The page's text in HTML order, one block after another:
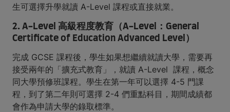
生可選擇升學就讀 A-Level 課程或直接就業。
2. A-Level 高級程度教育（A-Level：General
Certificate of Education Advanced Level）
完成 GCSE 課程後，學生如果想繼續就讀大學，需要再
接受兩年的「擴充式教育」，就讀 A-Level 課程，概念
同大學預修班課程。學生在第一年可以選擇 4-5 門課
程，到了第二年則可選擇 2-4 們重點科目，期間成績都
會作為申請大學的錄取標準。